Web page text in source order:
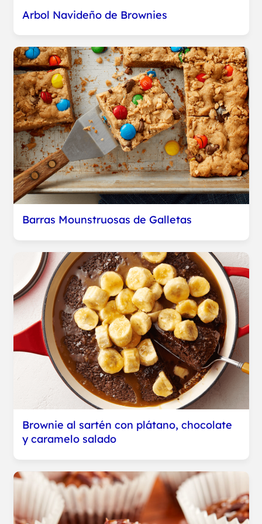
Arbol Navideño de Brownies
Barras Mounstruosas de Galletas
Brownie al sartén con plátano, chocolate
y caramelo salado